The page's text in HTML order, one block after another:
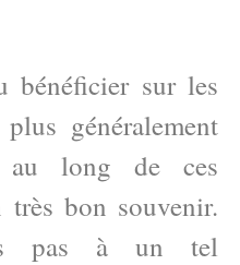
bénéficier sur les
généralement
au long de ces
très bon souvenir.
pas à un tel